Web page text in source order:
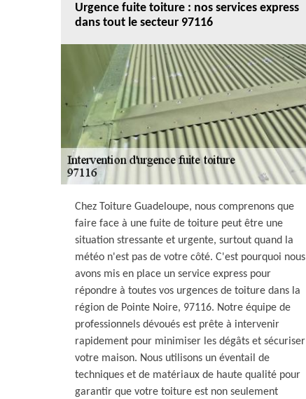
Urgence fuite toiture : nos services express
dans tout le secteur 97116
Chez Toiture Guadeloupe, nous comprenons que
faire face à une fuite de toiture peut être une
situation stressante et urgente, surtout quand la
météo n'est pas de votre côté. C'est pourquoi nous
avons mis en place un service express pour
répondre à toutes vos urgences de toiture dans la
région de Pointe Noire, 97116. Notre équipe de
professionnels dévoués est prête à intervenir
rapidement pour minimiser les dégâts et sécuriser
votre maison. Nous utilisons un éventail de
techniques et de matériaux de haute qualité pour
garantir que votre toiture est non seulement